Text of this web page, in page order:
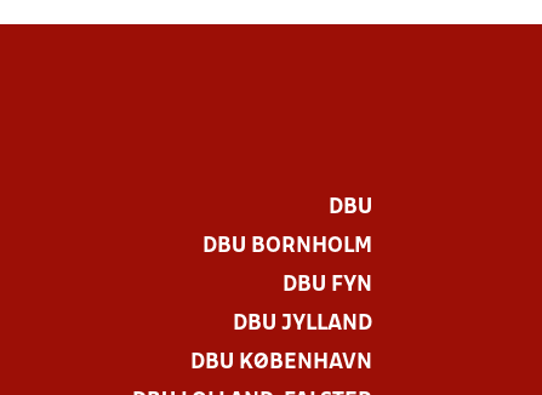
DBU
DBU BORNHOLM
DBU FYN
DBU JYLLAND
DBU KØBENHAVN